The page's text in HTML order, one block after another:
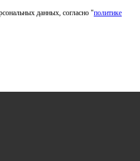
данных, согласно "политике